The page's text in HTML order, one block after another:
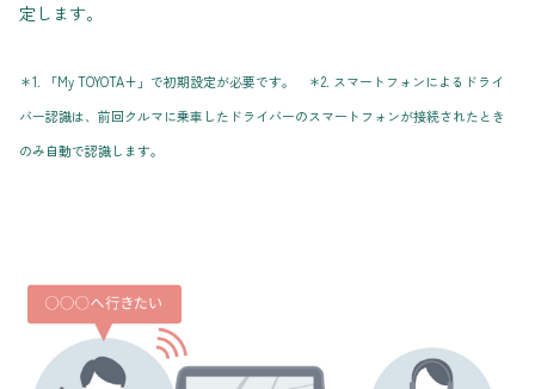
定します。
＊1. 「My TOYOTA+」で初期設定が必要です。 ＊2. スマートフォンによるドライ
バー認識は、前回クルマに乗車したドライバーのスマートフォンが接続されたとき
のみ自動で認識します。